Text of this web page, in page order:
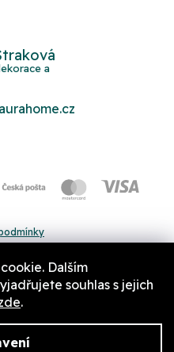
Dalším
souhlas s jejich
.
aurahome.cz
cookies